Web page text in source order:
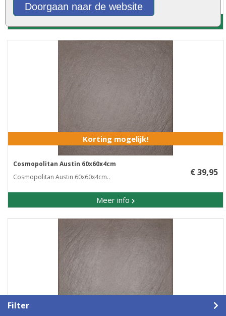
Doorgaan naar de website
Filter
Korting mogelijk!
Cosmopolitan Austin 60x60x4cm
Cosmopolitan Austin 60x60x4cm..
Meer info
€ 39,95